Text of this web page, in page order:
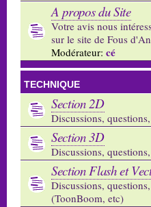
A propos du Site
Votre avis nous
sur le site de Fous
Modérateur: cé
TECHNIQUE
Section 2D
Discussions,
Section 3D
Discussions,
Section Flash et
Discussions,
(ToonBoom, etc)